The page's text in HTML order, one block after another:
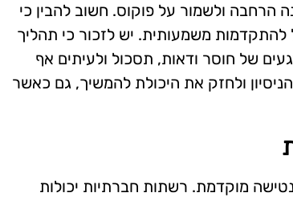
ולשמור על פוקוס. חשוב להבין כי
להתקדמות משמעותית. יש לזכור כי תהליך
של חוסר ודאות, תסכול ולעיתים אף
ולחזק את היכולת להמשיך, גם כאשר
מוקדמת. רשתות חברתיות יכולות